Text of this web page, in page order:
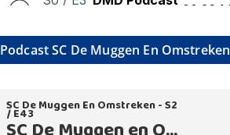
Podcast SC De Muggen En Omstreken